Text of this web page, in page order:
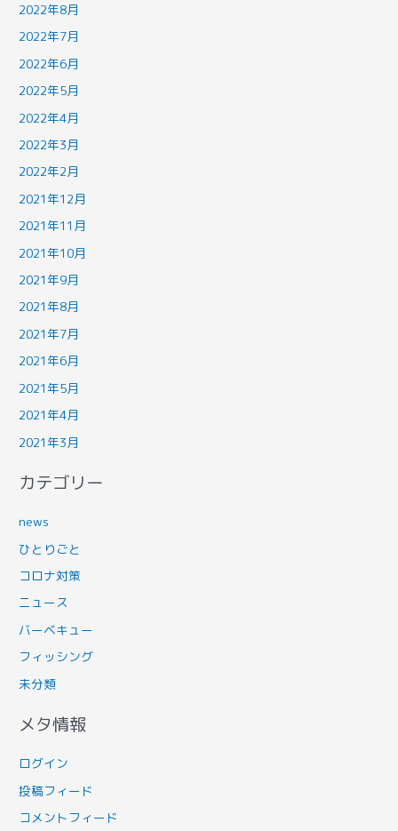
2022年8月
2022年7月
2022年6月
2022年5月
2022年4月
2022年3月
2022年2月
2021年12月
2021年11月
2021年10月
2021年9月
2021年8月
2021年7月
2021年6月
2021年5月
2021年4月
2021年3月
カテゴリー
news
ひとりごと
コロナ対策
ニュース
バーベキュー
フィッシング
未分類
メタ情報
ログイン
投稿フィード
コメントフィード